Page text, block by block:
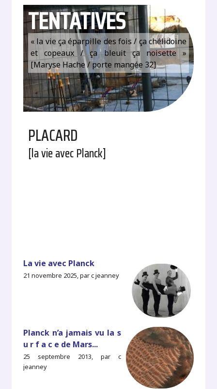
TENTATIVES
« la vie ça éparpille des fois / ça chélidoine
et copeaux / ça bleuit ça noisette »
[Maryse Hache / porte mangée 32]
PLACARD
[la vie avec Planck]
La vie avec Planck
21 novembre 2025, par c jeanney
Planck n’a jamais vu la s
u r f a c e de Mars...
25 septembre 2013, par c
jeanney